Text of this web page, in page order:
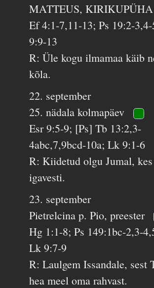
MATTEUS, KIRIKUPÜHA
Ef 4:1-7,11-13; Ps 19:2-
9:9-13
R: Üle kogu ilmamaa käib
kõla.
22. september
25. nädala kolmapäev
Esr 9:5-9; [Ps] Tb 13:2,3-
4abc,7,9bcd-10a; Lk 9:1-6
R: Kiidetud olgu Jumal,
igavesti.
23. september
Pietrelcina p. Pio, preester
Hg 1:1-8; Ps 149:1bc-2,3-
Lk 9:7-9
R: Laulgem Issandale, sest
hea meel oma rahvast.